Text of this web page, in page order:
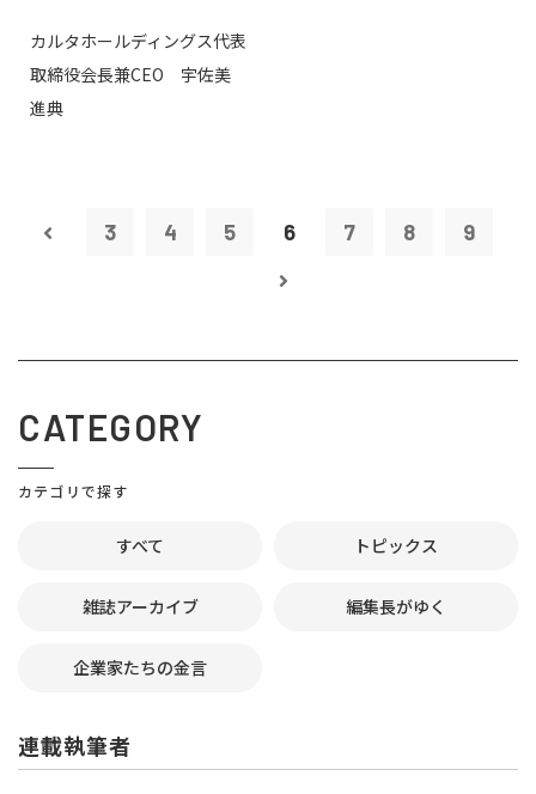
カルタホールディングス代表
取締役会長兼CEO 宇佐美
進典
3 4 5 6 7 8 9
CATEGORY
カテゴリで探す
すべて トピックス
雑誌アーカイブ 編集長がゆく
企業家たちの金言
連載執筆者